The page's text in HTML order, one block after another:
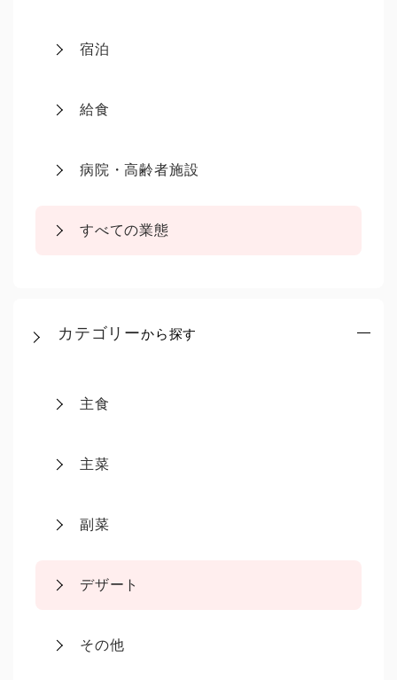
宿泊
給食
病院・高齢者施設
すべての業態
カテゴリーから探す
主食
主菜
副菜
デザート
その他